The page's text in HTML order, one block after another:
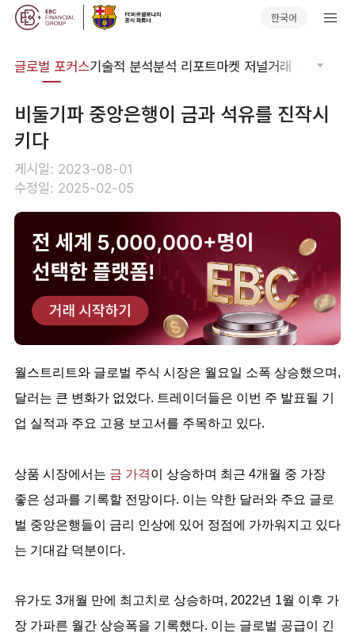
한국어
글로벌 포커스기술적 분석분석 리포트마켓 저널거래 소프트웨어
​비둘기파 중앙은행이 금과 석유를 진작시
키다
게시일: 2023-08-01
수정일: 2025-02-05
월스트리트와 글로벌 주식 시장은 월요일 소폭 상승했으며,
달러는 큰 변화가 없었다. 트레이더들은 이번 주 발표될 기
업 실적과 주요 고용 보고서를 주목하고 있다.
상품 시장에서는 금 가격이 상승하며 최근 4개월 중 가장
좋은 성과를 기록할 전망이다. 이는 약한 달러와 주요 글로
벌 중앙은행들이 금리 인상에 있어 정점에 가까워지고 있다
는 기대감 덕분이다.
유가도 3개월 만에 최고치로 상승하며, 2022년 1월 이후 가
장 가파른 월간 상승폭을 기록했다. 이는 글로벌 공급이 긴